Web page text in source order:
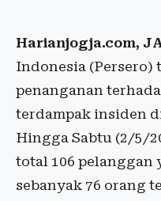
Harianjogja.com,
Indonesia (Persero)
penanganan
terdampak insiden
Hingga Sabtu (2/5/
total 106 pelanggan
sebanyak 76 orang